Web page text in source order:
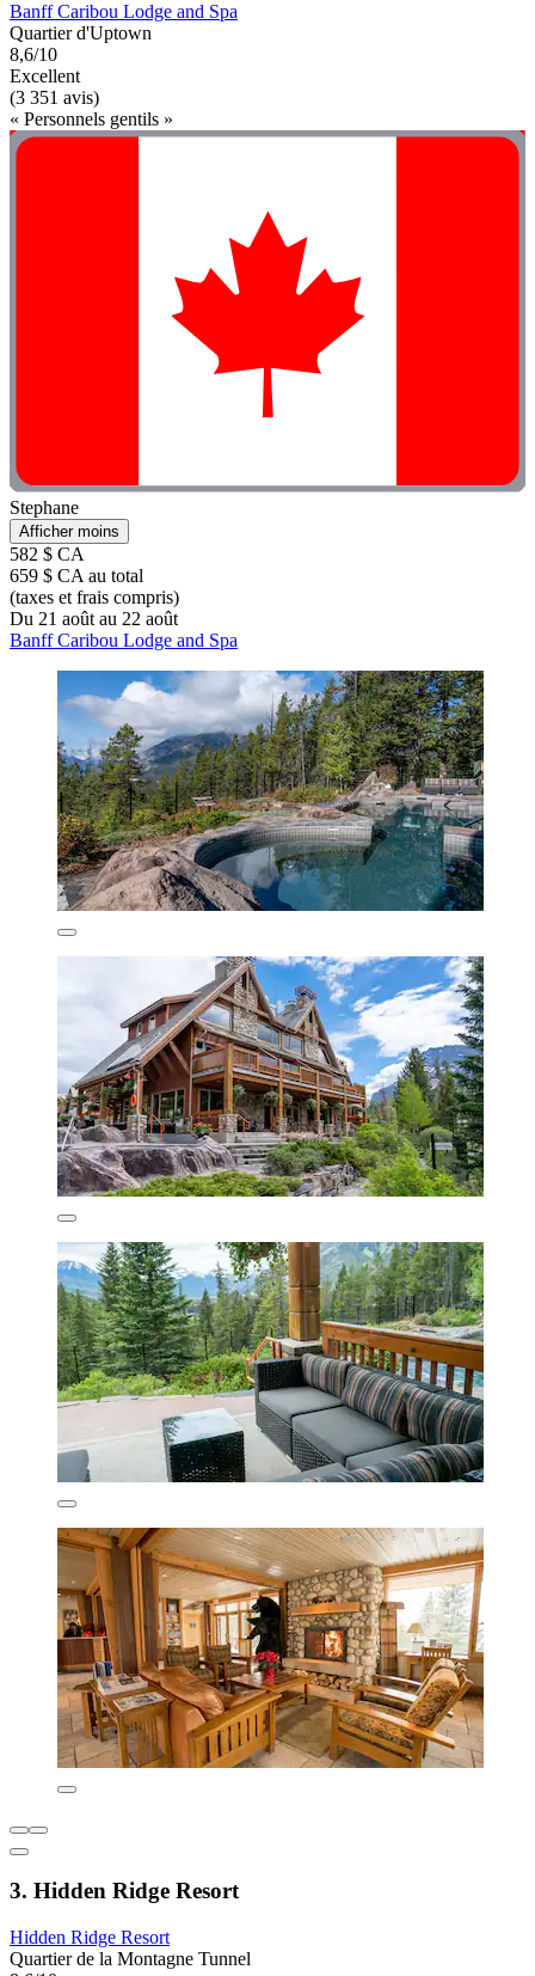
Banff Caribou Lodge and Spa
Quartier d'Uptown
8,6/10
Excellent
(3 351 avis)
« Personnels gentils »
Stephane
Afficher moins
582 $ CA
659 $ CA au total
(taxes et frais compris)
Du 21 août au 22 août
Banff Caribou Lodge and Spa
3. Hidden Ridge Resort
Hidden Ridge Resort
Quartier de la Montagne Tunnel